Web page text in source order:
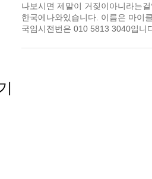
나보시면 제말이 거짖이아니라는
한국에나와있습니다. 이름은 마이
국임시전번은 010 5813 3040입니